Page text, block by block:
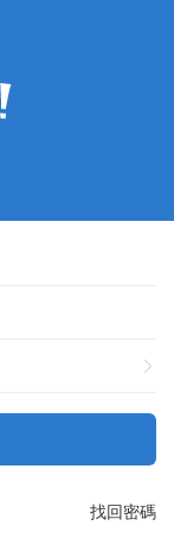
找回密碼